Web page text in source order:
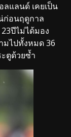
ลแลนด์ เคยเป็น
ก่อนฤดูกาล
ปีไม่ได้มอง
มไปทั้งหมด 36
ตูด้วยซ้ำ